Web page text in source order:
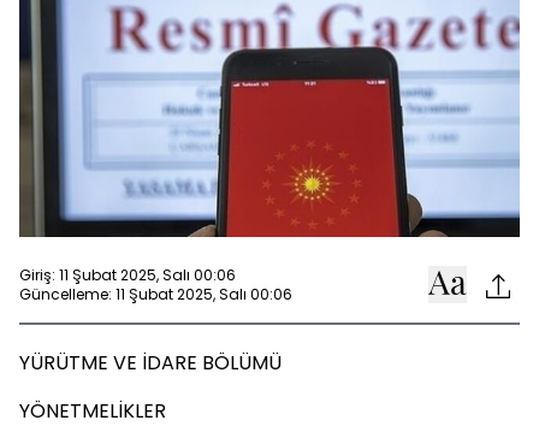
Giriş: 11 Şubat 2025, Salı 00:06
Güncelleme: 11 Şubat 2025, Salı 00:06
YÜRÜTME VE İDARE BÖLÜMÜ
YÖNETMELİKLER